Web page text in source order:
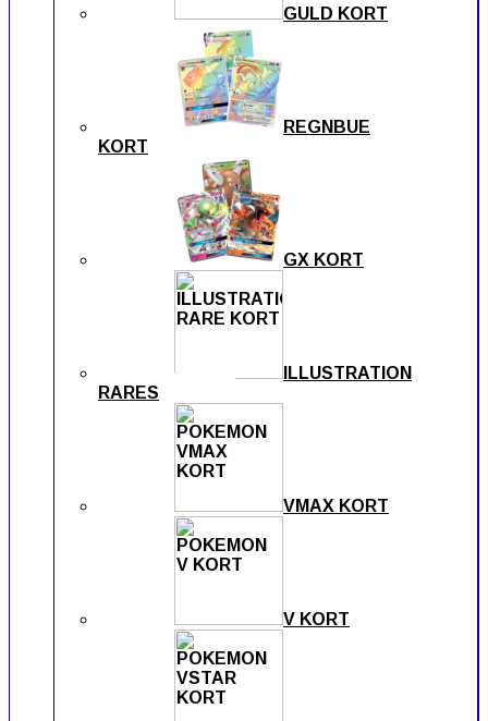
GULD KORT
REGNBUE
KORT
GX KORT
ILLUSTRATION
RARES
VMAX KORT
V KORT